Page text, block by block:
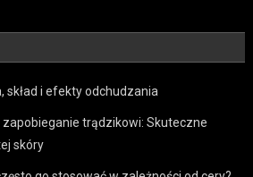
skład i efekty odchudzania
zapobieganie trądzikowi: Skuteczne
skóry